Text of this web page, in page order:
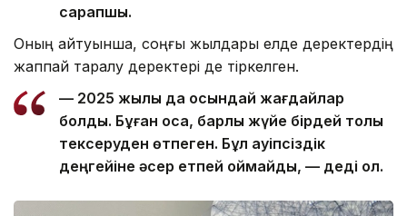
сарапшы.
Оның айтуынша, соңғы жылдары елде деректердің
жаппай таралу деректері де тіркелген.
— 2025 жылы да осындай жағдайлар
болды. Бұған қоса, барлық жүйе бірдей толық
тексеруден өтпеген. Бұл қауіпсіздік
деңгейіне әсер етпей қоймайды, — деді ол.